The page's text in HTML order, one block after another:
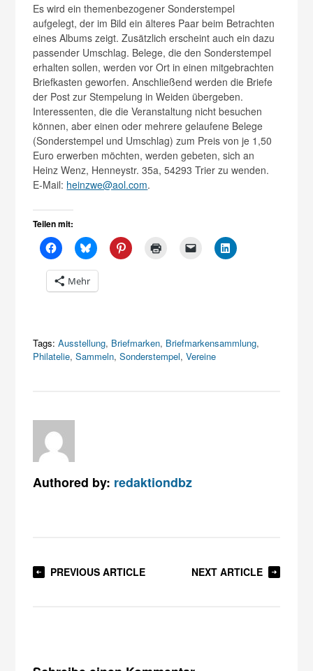
Es wird ein themenbezogener Sonderstempel
aufgelegt, der im Bild ein älteres Paar beim Betrachten
eines Albums zeigt. Zusätzlich erscheint auch ein dazu
passender Umschlag. Belege, die den Sonderstempel
erhalten sollen, werden vor Ort in einen mitgebrachten
Briefkasten geworfen. Anschließend werden die Briefe
der Post zur Stempelung in Weiden übergeben.
Interessenten, die die Veranstaltung nicht besuchen
können, aber einen oder mehrere gelaufene Belege
(Sonderstempel und Umschlag) zum Preis von je 1,50
Euro erwerben möchten, werden gebeten, sich an
Heinz Wenz, Henneystr. 35a, 54293 Trier zu wenden.
E-Mail: heinzwe@aol.com.
Teilen mit:
Mehr
Tags: Ausstellung, Briefmarken, Briefmarkensammlung,
Philatelie,Sammeln,Sonderstempel,Vereine
Authored by: redaktiondbz
PREVIOUS ARTICLE NEXT ARTICLE